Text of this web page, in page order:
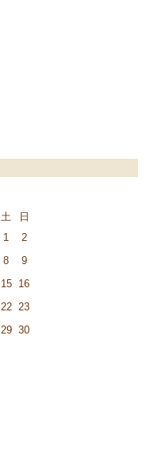
土
日
1
2
8
9
15
16
22 23
29 30